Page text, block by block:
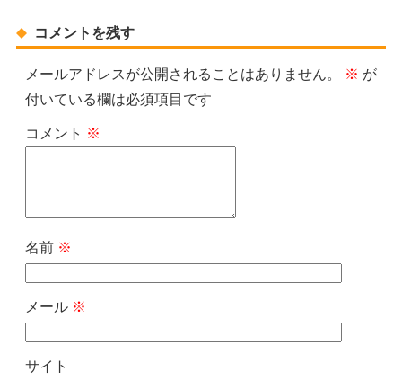
コメントを残す
メールアドレスが公開されることはありません。 ※ が
付いている欄は必須項目です
コメント ※
名前 ※
メール ※
サイト